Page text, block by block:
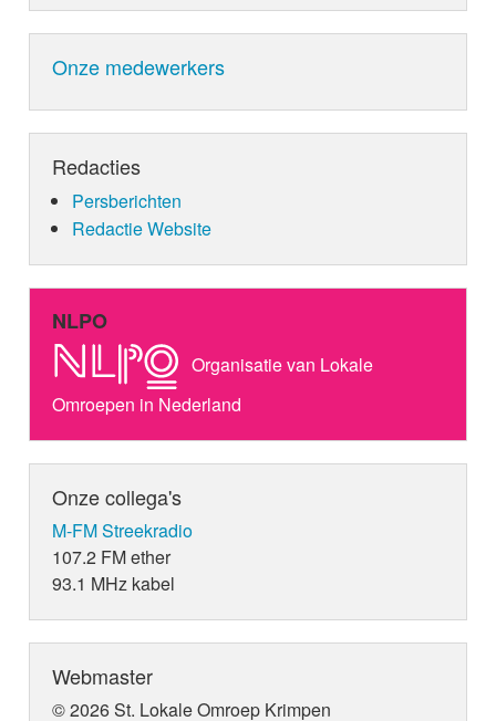
Onze medewerkers
Redacties
Persberichten
Redactie Website
NLPO
Organisatie van Lokale
Omroepen in Nederland
Onze collega's
M-FM Streekradio
107.2 FM ether
93.1 MHz kabel
Webmaster
© 2026 St. Lokale Omroep Krimpen